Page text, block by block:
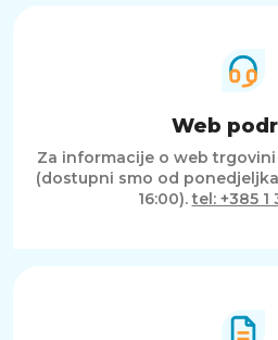
Web
Za informacije o web
(dostupni smo od
16:00).tel: +385 1